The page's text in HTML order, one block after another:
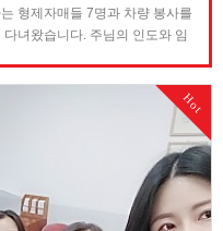
형제자매들 7명과 차량 봉사를
녀왔습니다. 주님의 인도와 임
삼겹살과 소고기 스테…
Hot